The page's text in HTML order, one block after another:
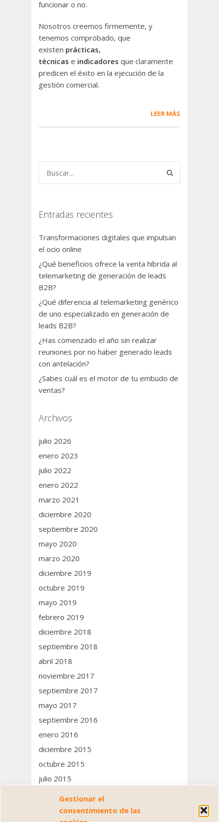
Gestionar el
consentimiento de las
funcionar o no.
Nosotros creemos firmemente, y
tenemos comprobado, que
existen prácticas,
técnicas e indicadores que claramente
predicen el éxito en la ejecución de la
gestión comercial.
LEER MÁS
Entradas recientes
Transformaciones digitales que impulsan
el ocio online
¿Qué beneficios ofrece la venta híbrida al
telemarketing de generación de leads
B2B?
¿Qué diferencia al telemarketing genérico
de uno especializado en generación de
leads B2B?
¿Has comenzado el año sin realizar
reuniones por no haber generado leads
con antelación?
¿Sabes cuál es el motor de tu embudo de
ventas?
Archivos
julio 2026
enero 2023
julio 2022
enero 2022
marzo 2021
diciembre 2020
septiembre 2020
mayo 2020
marzo 2020
diciembre 2019
octubre 2019
mayo 2019
febrero 2019
diciembre 2018
septiembre 2018
abril 2018
noviembre 2017
septiembre 2017
mayo 2017
septiembre 2016
enero 2016
diciembre 2015
octubre 2015
julio 2015